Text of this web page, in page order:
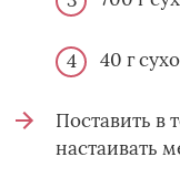
40 г
Поставить в
настаивать